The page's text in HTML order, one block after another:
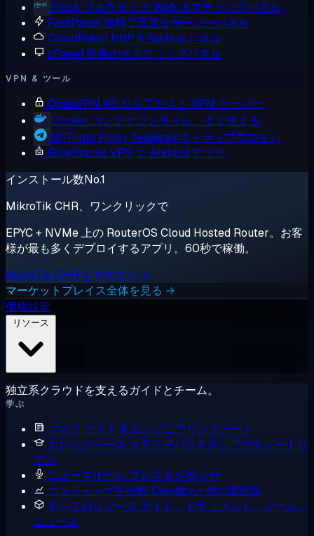
Plesk フルスタック Web ホスティングパネル
FastPanel無料で高速なサーバーパネル
CloudPanel PHP & Node.js パネル
cPanel 定番のホスティングパネル
VPN & ツール
OpenVPN AS セルフホスト VPN サーバー
Docker コンテナランタイム、すぐ使える
MTProto Proxy Telegramネイティブプロキシ
BlueStacks VPS で Android アプリ
インストール数No.1
MikroTik CHR、ワンクリックで
EPYC + NVMe 上の RouterOS Cloud Hosted Router。お客
様が最も多くデプロイするアプリ。60秒で稼働。
MikroTik CHR をデプロイ →
マーケットプレイス全体を見る →
価格設定
独立系クラウドを支えるガイドとチーム。
学ぶ
ブログ ガイド & エンジニアリングノート
ナレッジベース ステップバイステップのチュートリ
アル
ニュースルーム プレス & お知らせ
ホスティングを比較 Cloudzyと他の選択肢
すべてのリソース ガイド、ドキュメント、ツール、
ニュース